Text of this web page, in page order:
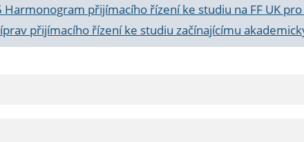
Harmonogram přijímacího řízení ke studiu na FF UK
přijímacího řízení ke studiu začínajícímu